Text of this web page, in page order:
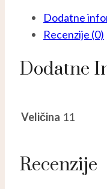
Dodatne
Recenzije (0)
Dodatne
Veličina 11
Recenzije